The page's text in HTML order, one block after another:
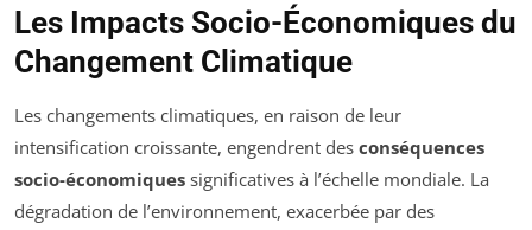
Les Impacts Socio-Économiques du
Changement Climatique
Les changements climatiques, en raison de leur
intensification croissante, engendrent des conséquences
socio-économiques significatives à l’échelle mondiale. La
dégradation de l’environnement, exacerbée par des